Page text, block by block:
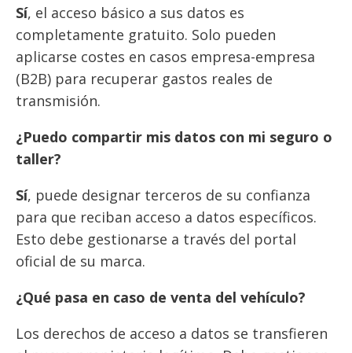
Sí, el acceso básico a sus datos es
completamente gratuito. Solo pueden
aplicarse costes en casos empresa-empresa
(B2B) para recuperar gastos reales de
transmisión.
¿Puedo compartir mis datos con mi seguro o
taller?
Sí, puede designar terceros de su confianza
para que reciban acceso a datos específicos.
Esto debe gestionarse a través del portal
oficial de su marca.
¿Qué pasa en caso de venta del vehículo?
Los derechos de acceso a datos se transfieren